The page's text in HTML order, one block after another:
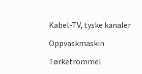
Kabel-TV, tyske kanaler
Oppvaskmaskin
Tørketrommel